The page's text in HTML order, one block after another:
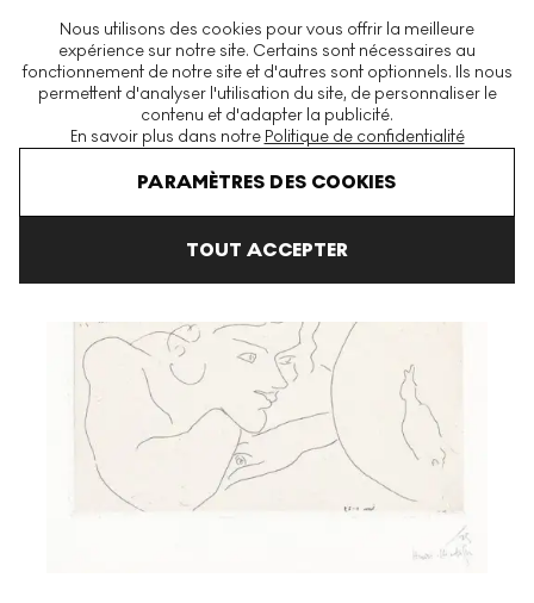
Nous utilisons des cookies pour vous offrir la meilleure
expérience sur notre site. Certains sont nécessaires au
fonctionnement de notre site et d'autres sont optionnels. Ils nous
permettent d'analyser l'utilisation du site, de personnaliser le
contenu et d'adapter la publicité.
En savoir plus dans notre Politique de confidentialité
PARAMÈTRES DES COOKIES
TOUT ACCEPTER
La plus grande plateforme mondiale d'estampes et éditions
modernes et contemporaines
Henri Matisse Jeune Femme Observant Les